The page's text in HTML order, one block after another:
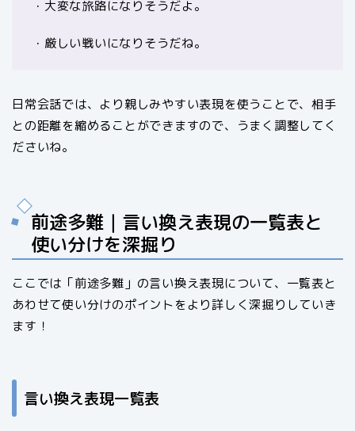
・大変な旅路になりそうだよ。
・厳しい戦いになりそうだね。
日常会話では、より親しみやすい表現を使うことで、相手
との距離を縮めることができますので、うまく調整してく
ださいね。
前途多難｜言い換え表現の一覧表と
使い分けを深掘り
ここでは「前途多難」の言い換え表現について、一覧表と
あわせて使い分けのポイントをより詳しく深掘りしていき
ます！
言い換え表現一覧表